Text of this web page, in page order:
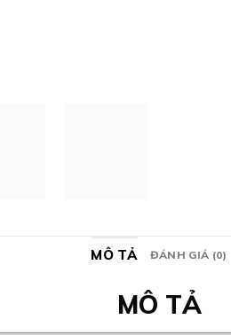
MÔ TẢ ĐÁNH GIÁ (0)
MÔ TẢ